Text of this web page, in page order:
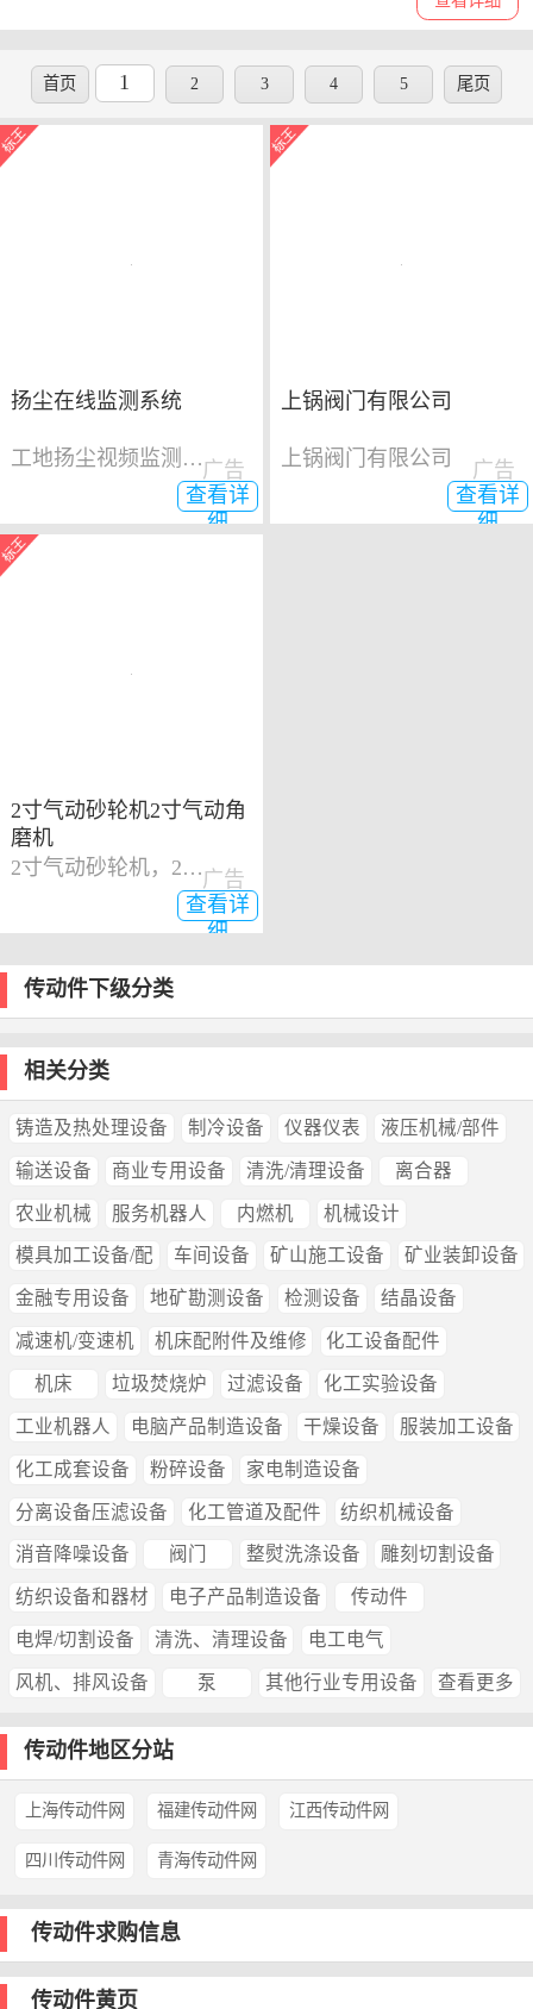
首页 1 2 3 4 5 尾页
扬尘在线监测系统
工地扬尘视频监测系统
查看详
细
广告
上锅阀门有限公司
上锅阀门有限公司
查看详
细
广告
2寸气动砂轮机2寸气动角
磨机
2寸气动砂轮机，2寸气动角磨机
查看详
细
广告
传动件下级分类
相关分类
铸造及热处理设备 制冷设备 仪器仪表 液压机械/部件
输送设备 商业专用设备 清洗/清理设备 离合器
农业机械 服务机器人 内燃机 机械设计
模具加工设备/配 车间设备 矿山施工设备 矿业装卸设备
金融专用设备 地矿勘测设备 检测设备 结晶设备
减速机/变速机 机床配附件及维修 化工设备配件
机床 垃圾焚烧炉 过滤设备 化工实验设备
工业机器人 电脑产品制造设备 干燥设备 服装加工设备
化工成套设备 粉碎设备 家电制造设备
分离设备压滤设备 化工管道及配件 纺织机械设备
消音降噪设备 阀门 整熨洗涤设备 雕刻切割设备
纺织设备和器材 电子产品制造设备 传动件
电焊/切割设备 清洗、清理设备 电工电气
风机、排风设备 泵 其他行业专用设备 查看更多
传动件地区分站
上海传动件网 福建传动件网 江西传动件网
四川传动件网 青海传动件网
传动件求购信息
传动件黄页